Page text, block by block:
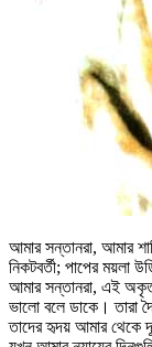
আমার সন্তানরা, আমার
নিকটবর্তী; পাপের ময়লা
আমার সন্তানরা, এই
ভালো বলে ডাকে। তারা
তাদের হৃদয় আমার থেকে